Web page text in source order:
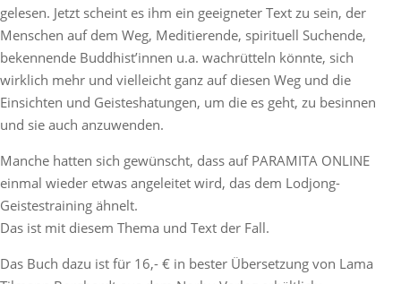
gelesen. Jetzt scheint es ihm ein geeigneter Text zu sein, der
Menschen auf dem Weg, Meditierende, spirituell Suchende,
bekennende Buddhist’innen u.a. wachrütteln könnte, sich
wirklich mehr und vielleicht ganz auf diesen Weg und die
Einsichten und Geisteshatungen, um die es geht, zu besinnen
und sie auch anzuwenden.
Manche hatten sich gewünscht, dass auf PARAMITA ONLINE
einmal wieder etwas angeleitet wird, das dem Lodjong-
Geistestraining ähnelt.
Das ist mit diesem Thema und Text der Fall.
Das Buch dazu ist für 16,- € in bester Übersetzung von Lama